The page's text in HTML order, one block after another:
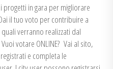
progetti in gara per migliorare
il tuo voto per contribuire a
verranno realizzati dal
votare ONLINE? Vai al sito,
e completa le